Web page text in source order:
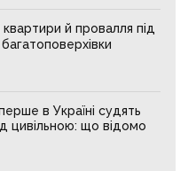
й провалля під
в Україні судять
цивільною: що відомо